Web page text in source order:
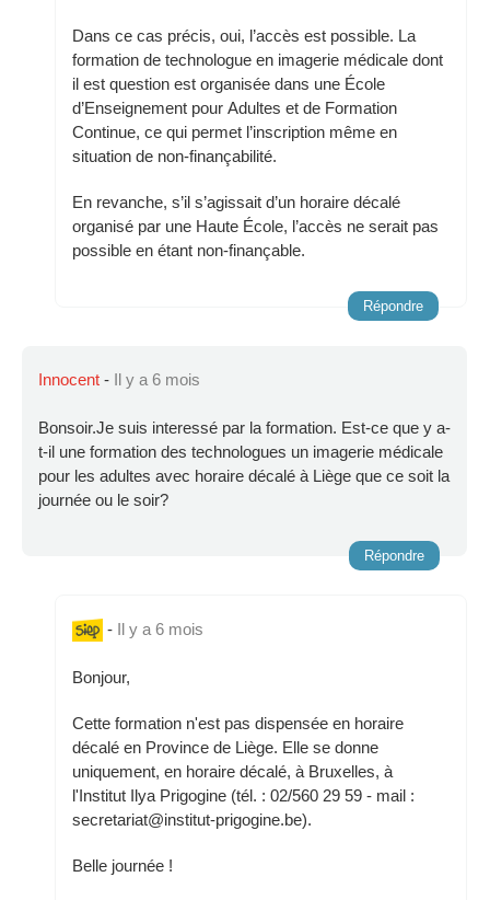
Dans ce cas précis, oui, l’accès est possible. La
formation de technologue en imagerie médicale dont
il est question est organisée dans une École
d’Enseignement pour Adultes et de Formation
Continue, ce qui permet l’inscription même en
situation de non-finançabilité.
En revanche, s’il s’agissait d’un horaire décalé
organisé par une Haute École, l’accès ne serait pas
possible en étant non-finançable.
Répondre
Innocent - Il y a 6 mois
Bonsoir.Je suis interessé par la formation. Est-ce que y a-
t-il une formation des technologues un imagerie médicale
pour les adultes avec horaire décalé à Liège que ce soit la
journée ou le soir?
Répondre
- Il y a 6 mois
Bonjour,
Cette formation n'est pas dispensée en horaire
décalé en Province de Liège. Elle se donne
uniquement, en horaire décalé, à Bruxelles, à
l'Institut Ilya Prigogine (tél. : 02/560 29 59 - mail :
secretariat@institut-prigogine.be).
Belle journée !